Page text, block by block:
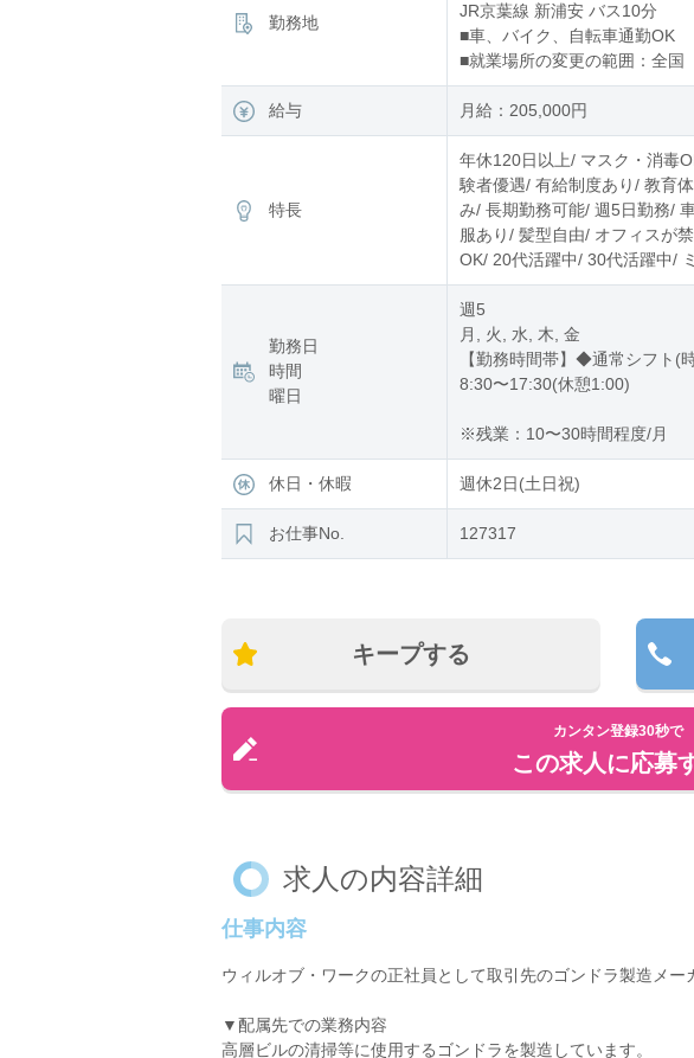
勤務地
JR京葉線 新浦安 バス10分
■車、バイク、自転車通勤OK
■就業場所の変更の範囲：全国
給与 月給：205,000円
特長
年休120日以上/ マスク・消毒
験者優遇/ 有給制度あり/ 教育
み/ 長期勤務可能/ 週5日勤務/
服あり/ 髪型自由/ オフィスが
OK/ 20代活躍中/ 30代活躍中/
勤務日
時間
曜日
週5
月, 火, 水, 木, 金
【勤務時間帯】◆通常シフト(
8:30〜17:30(休憩1:00)
※残業：10〜30時間程度/月
休日・休暇 週休2日(土日祝)
お仕事No. 127317
キープする
カンタン登録30秒で
この求人に応募
求人の内容詳細
仕事内容
ウィルオブ・ワークの正社員として取引先のゴンドラ製造メー
▼配属先での業務内容
高層ビルの清掃等に使用するゴンドラを製造しています。